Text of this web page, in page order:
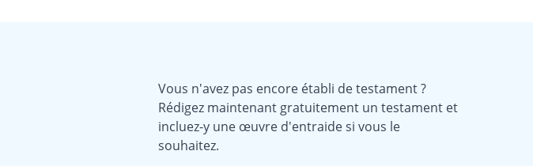
Vous n'avez pas encore établi de testament ?
Rédigez maintenant gratuitement un testament et
incluez-y une œuvre d'entraide si vous le
souhaitez.